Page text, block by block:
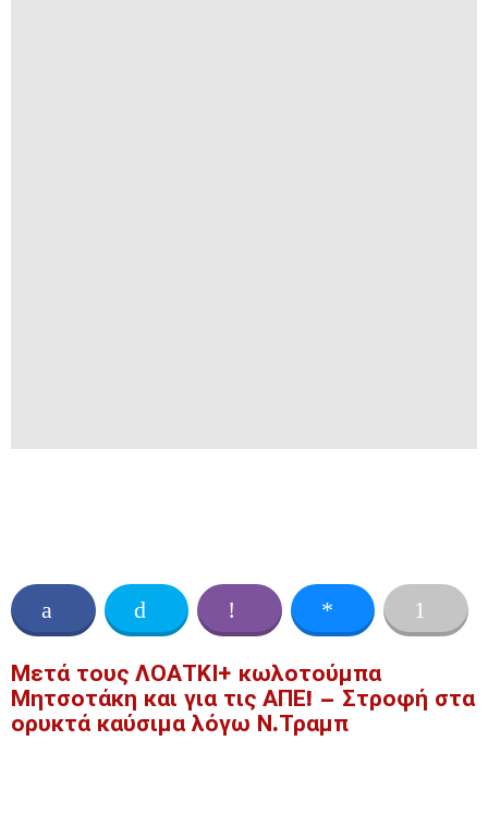
Μετά τους ΛΟΑΤΚΙ+ κωλοτούμπα
Μητσοτάκη και για τις ΑΠΕ! – Στροφή στα
ορυκτά καύσιμα λόγω Ν.Τραμπ